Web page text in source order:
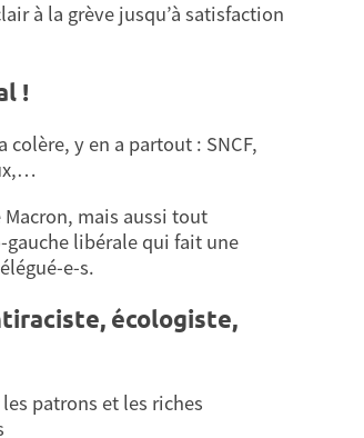
à la grève jusqu’à satisfaction
!
colère, y en a partout : SNCF,
mais aussi tout
gauche libérale qui fait une
e-s.
écologiste,
patrons et les riches